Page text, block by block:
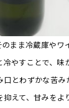
のまま冷蔵庫や
やすことで、味
口とわずかな苦
えて、甘みをよ